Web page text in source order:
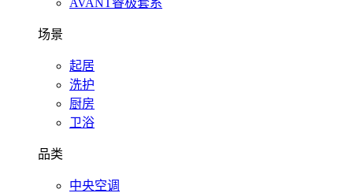
AVANT睿极套系
场景
起居
洗护
厨房
卫浴
品类
中央空调